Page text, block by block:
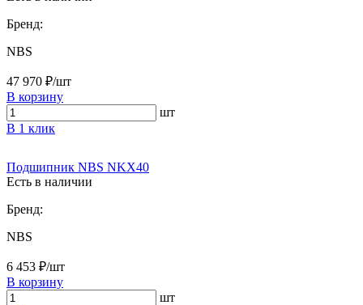
Бренд:
NBS
47 970 ₽/шт
В корзину
шт
В 1 клик
Подшипник NBS NKX40
Есть в наличии
Бренд:
NBS
6 453 ₽/шт
В корзину
шт